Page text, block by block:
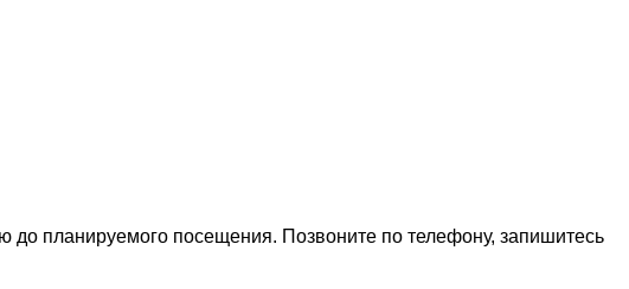
до планируемого посещения. Позвоните по телефону, запишитесь